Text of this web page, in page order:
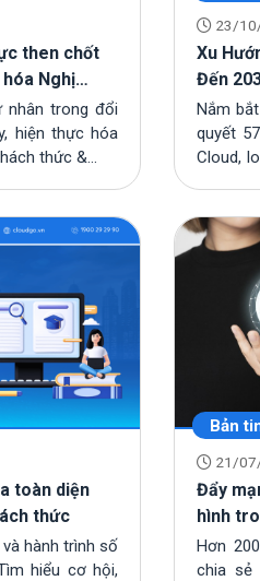
then chốt
Nghị
nhân trong đổi
hiện thực hóa
thức &...
23/
Xu
Đến
Nghiệp
Nắm
quyết
Cloud,
toàn diện
thức
hành trình số
hiểu cơ hội,
Bản
21/
Đẩy
hình
Hơn
chia sẻ